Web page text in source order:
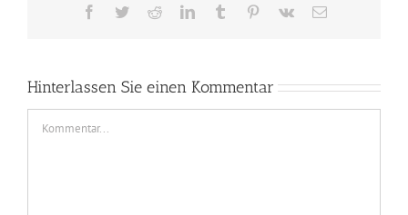
Facebook
TwitterRedditLinkedInTumblr Pinterest
Vk
E-
Hinterlassen Sie einen Kommentar